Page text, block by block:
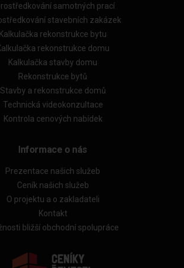
samotných prací
stavebních zakázek
Kalkulačka rekonstrukce bytu
rekonstrukce domu
Kalkulačka stavby domu
Rekonstrukce bytů
Stavby a rekonstrukce domů
Technická videokonzultace
Kontrola cenových nabídek
Informace o nás
Prezentace našich služeb
Ceník našich služeb
O projektu a o zakladateli
Kontakt
bližší obchodní spolupráce